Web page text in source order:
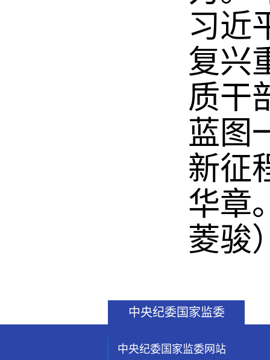
习近
复兴
质干
蓝图
新征
华章
菱骏
中央纪委国家监委
中央纪委国家监委网站